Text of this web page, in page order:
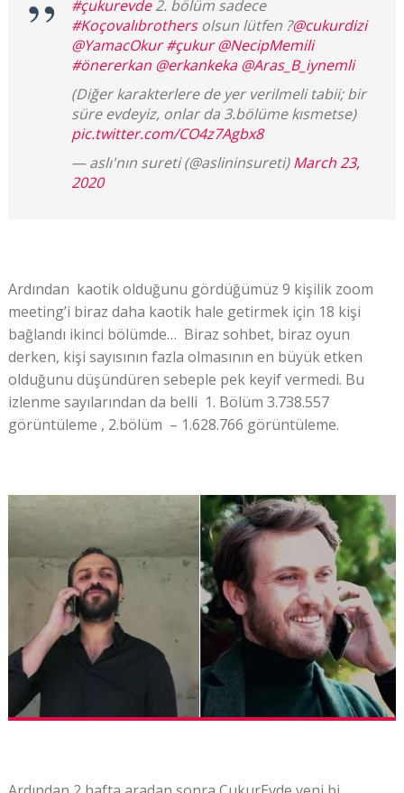
#çukurevde2. bölüm sadece
#Koçovalıbrothersolsun lütfen ?@cukurdizi
@YamacOkur #çukur @NecipMemili
#önererkan @erkankeka @Aras_B_iynemli
(Diğer karakterlere de yer verilmeli tabii; bir
süre evdeyiz, onlar da 3.bölüme kısmetse)
pic.twitter.com/CO4z7Agbx8
— aslı'nın sureti (@aslininsureti)March 23,
2020
Ardından kaotik olduğunu gördüğümüz 9 kişilik zoom
meeting’i biraz daha kaotik hale getirmek için 18 kişi
bağlandı ikinci bölümde… Biraz sohbet, biraz oyun
derken, kişi sayısının fazla olmasının en büyük etken
olduğunu düşündüren sebeple pek keyif vermedi. Bu
izlenme sayılarından da belli 1. Bölüm 3.738.557
görüntüleme , 2.bölüm – 1.628.766 görüntüleme.